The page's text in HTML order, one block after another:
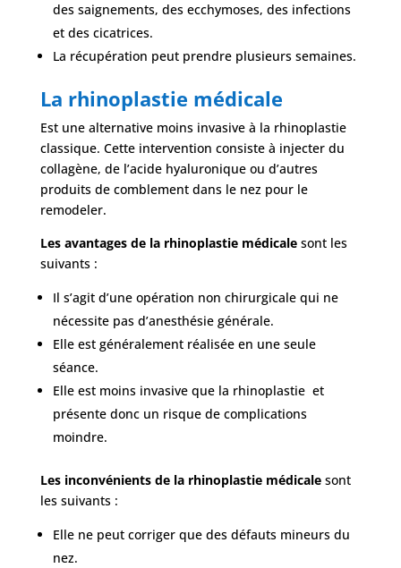
des saignements, des ecchymoses, des infections
et des cicatrices.
La récupération peut prendre plusieurs semaines.
La rhinoplastie médicale
Est une alternative moins invasive à la rhinoplastie
classique. Cette intervention consiste à injecter du
collagène, de l’acide hyaluronique ou d’autres
produits de comblement dans le nez pour le
remodeler.
Les avantages de la rhinoplastie médicalesont les
suivants :
Il s’agit d’une opération non chirurgicale qui ne
nécessite pas d’anesthésie générale.
Elle est généralement réalisée en une seule
séance.
Elle est moins invasive que la rhinoplastie et
présente donc un risque de complications
moindre.
Les inconvénients de la rhinoplastie médicalesont
les suivants :
Elle ne peut corriger que des défauts mineurs du
nez.